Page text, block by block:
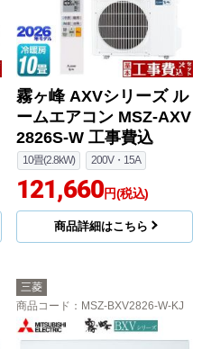
霧ヶ峰 AXVシリーズ ル
ームエアコン MSZ-AXV
2826S-W 工事費込
10畳(2.8kW) 200V・15A
121,660円(税込)
商品詳細はこちら
三菱
商品コード ：MSZ-BXV2826-W-KJ